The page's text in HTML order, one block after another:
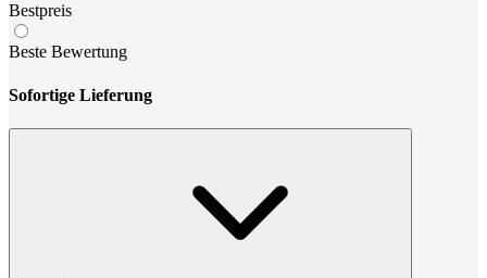
Bestpreis
Beste Bewertung
Sofortige Lieferung